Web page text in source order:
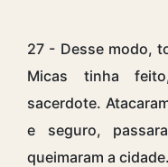
27 - Desse modo,
Micas tinha
sacerdote.
e seguro,
queimaram a cidade.